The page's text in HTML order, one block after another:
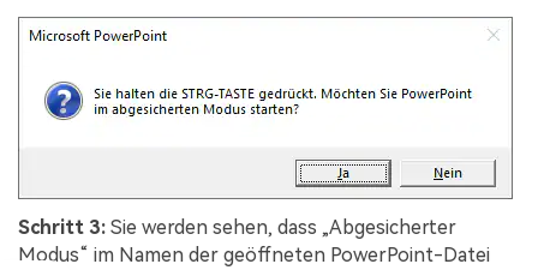
Schritt 3: Sie werden sehen, dass „Abgesicherter
Modus“ im Namen der geöffneten PowerPoint-Datei